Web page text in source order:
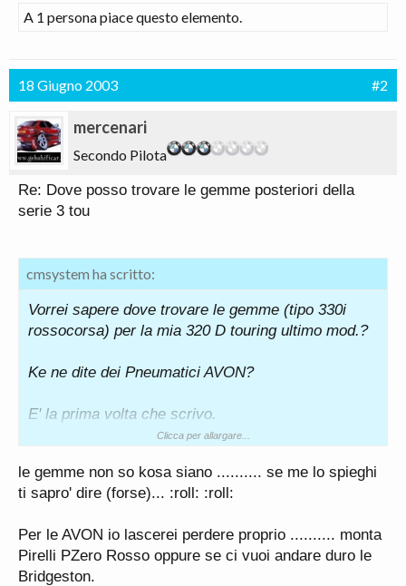
A 1 persona piace questo elemento.
18 Giugno 2003 #2
mercenari
Secondo Pilota
Re: Dove posso trovare le gemme posteriori della
serie 3 tou
cmsystem ha scritto:
Vorrei sapere dove trovare le gemme (tipo 330i
rossocorsa) per la mia 320 D touring ultimo mod.?
Ke ne dite dei Pneumatici AVON?
E' la prima volta che scrivo.
Complimenti. Questo è il sito che stavo cercando.
Clicca per allargare...
le gemme non so kosa siano .......... se me lo spieghi
ti sapro' dire (forse)... :roll: :roll:
Per le AVON io lascerei perdere proprio .......... monta
Pirelli PZero Rosso oppure se ci vuoi andare duro le
Bridgeston.